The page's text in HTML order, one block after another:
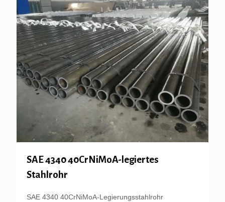
SAE 4340 40CrNiMoA-legiertes
Stahlrohr
SAE 4340 40CrNiMoA-Legierungsstahlrohr